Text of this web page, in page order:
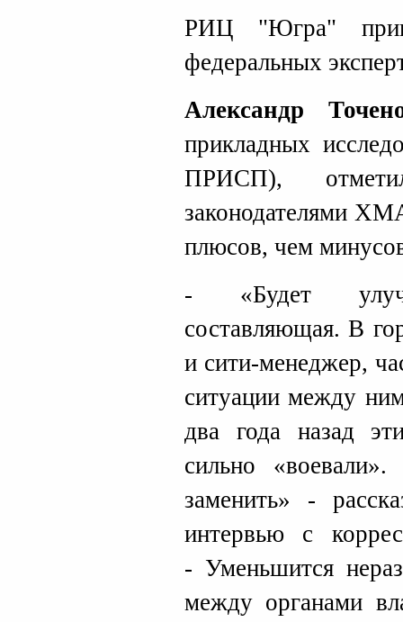
РИЦ "Югра"
федеральных
Александр
прикладных
ПРИСП),
законодателями
плюсов, чем
- «Будет
составляющая. В
и сити-менеджер,
ситуации между
два года назад
сильно
заменить» -
интервью с
- Уменьшится
между органами